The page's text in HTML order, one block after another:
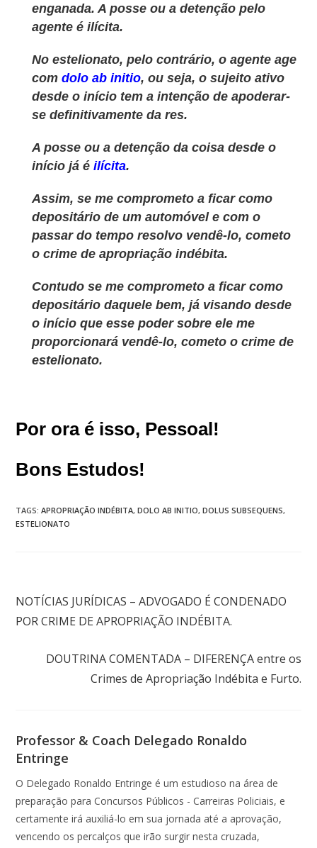
enganada. A posse ou a detenção pelo
agente é ilícita.
No estelionato, pelo contrário, o agente age
comdolo ab initio, ou seja, o sujeito ativo
desde o início tem a intenção de apoderar-
se definitivamente da res.
A posse ou a detenção da coisa desde o
início já éilícita.
Assim, se me comprometo a ficar como
depositário de um automóvel e com o
passar do tempo resolvo vendê-lo, cometo
o crime de apropriação indébita.
Contudo se me comprometo a ficar como
depositário daquele bem, já visando desde
o início que esse poder sobre ele me
proporcionará vendê-lo, cometo o crime de
estelionato.
Por ora é isso, Pessoal!
Bons Estudos!
TAGS:APROPRIAÇÃO INDÉBITA, DOLO AB INITIO, DOLUS SUBSEQUENS,
ESTELIONATO
NOTÍCIAS JURÍDICAS – ADVOGADO É CONDENADO
POR CRIME DE APROPRIAÇÃO INDÉBITA.
DOUTRINA COMENTADA – DIFERENÇA entre os
Crimes de Apropriação Indébita e Furto.
Professor & Coach Delegado Ronaldo
Entringe
O Delegado Ronaldo Entringe é um estudioso na área de
preparação para Concursos Públicos - Carreiras Policiais, e
certamente irá auxiliá-lo em sua jornada até a aprovação,
vencendo os percalços que irão surgir nesta cruzada,